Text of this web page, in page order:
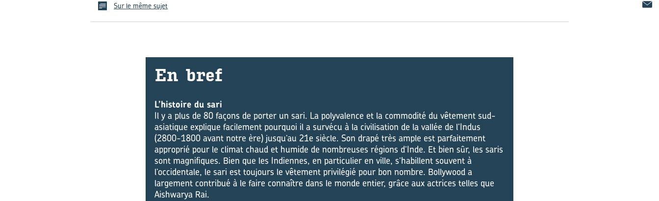
Sur le même sujet
En bref
L’histoire du sari
Il y a plus de 80 façons de porter un sari. La polyvalence et la commodité du vêtement sud-
asiatique explique facilement pourquoi il a survécu à la civilisation de la vallée de l’Indus
(2800-1800 avant notre ère) jusqu’au 21e siècle. Son drapé très ample est parfaitement
approprié pour le climat chaud et humide de nombreuses régions d’Inde. Et bien sûr, les saris
sont magnifiques. Bien que les Indiennes, en particulier en ville, s’habillent souvent à
l’occidentale, le sari est toujours le vêtement privilégié pour bon nombre. Bollywood a
largement contribué à le faire connaître dans le monde entier, grâce aux actrices telles que
Aishwarya Rai.